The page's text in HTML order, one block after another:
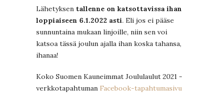
Lähetyksen tallenne on katsottavissa ihan
loppiaiseen 6.1.2022 asti. Eli jos ei pääse
sunnuntaina mukaan linjoille, niin sen voi
katsoa tässä joulun ajalla ihan koska tahansa,
ihanaa!
Koko Suomen Kauneimmat Joululaulut 2021 -
verkkotapahtuman Facebook-tapahtumasivu